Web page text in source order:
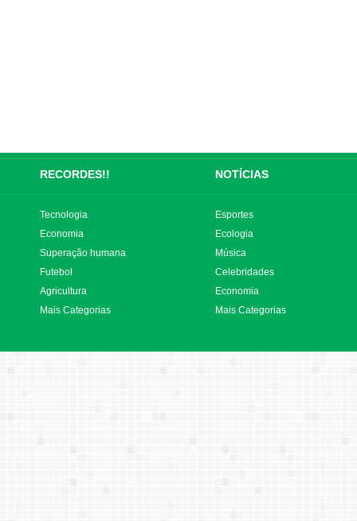
RECORDES!! NOTÍCIAS
Tecnologia
Economia
Superação humana
Futebol
Agricultura
Mais Categorias
Esportes
Ecologia
Música
Celebridades
Economia
Mais Categorias